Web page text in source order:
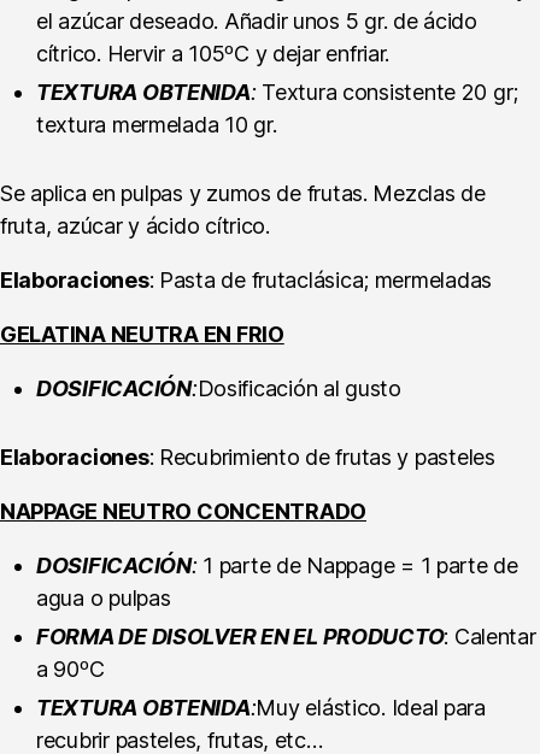
el azúcar deseado. Añadir unos 5 gr. de ácido
cítrico. Hervir a 105ºC y dejar enfriar.
TEXTURA OBTENIDA: Textura consistente 20 gr;
textura mermelada 10 gr.
Se aplica en pulpas y zumos de frutas. Mezclas de
fruta, azúcar y ácido cítrico.
Elaboraciones: Pasta de frutaclásica; mermeladas
GELATINA NEUTRA EN FRIO
DOSIFICACIÓN:Dosificación al gusto
Elaboraciones: Recubrimiento de frutas y pasteles
NAPPAGE NEUTRO CONCENTRADO
DOSIFICACIÓN: 1 parte de Nappage = 1 parte de
agua o pulpas
FORMA DE DISOLVER EN EL PRODUCTO: Calentar
a 90ºC
TEXTURA OBTENIDA:Muy elástico. Ideal para
recubrir pasteles, frutas, etc…